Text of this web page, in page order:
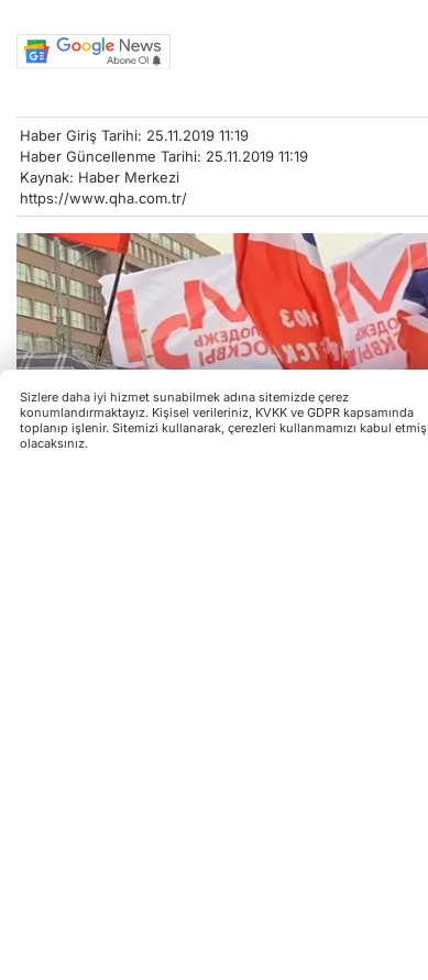
Haber Giriş Tarihi: 25.11.2019 11:19
Haber Güncellenme Tarihi: 25.11.2019 11:19
Kaynak: Haber Merkezi
https://www.qha.com.tr/
Sizlere daha iyi hizmet sunabilmek adına sitemizde çerez
konumlandırmaktayız. Kişisel verileriniz, KVKK ve GDPR kapsamında
toplanıp işlenir. Sitemizi kullanarak, çerezleri kullanmamızı kabul etmiş
olacaksınız.